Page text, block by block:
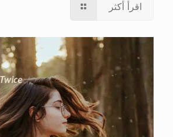
اقرأ أكثر